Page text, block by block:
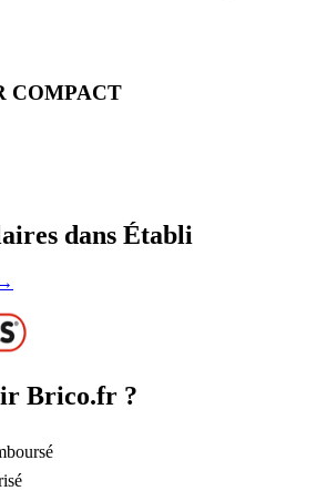
COMPACT
dans Établi
Brico.fr ?